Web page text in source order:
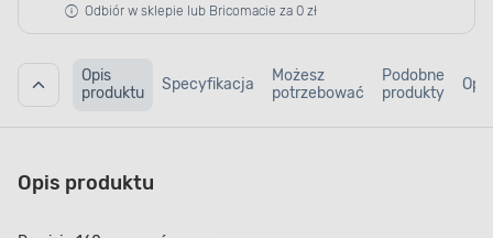
Odbiór w sklepie lub Bricomacie za 0 zł
Opis
produktu
Specyfikacja
Możesz
potrzebować
Podobne
produkty
Opis produktu